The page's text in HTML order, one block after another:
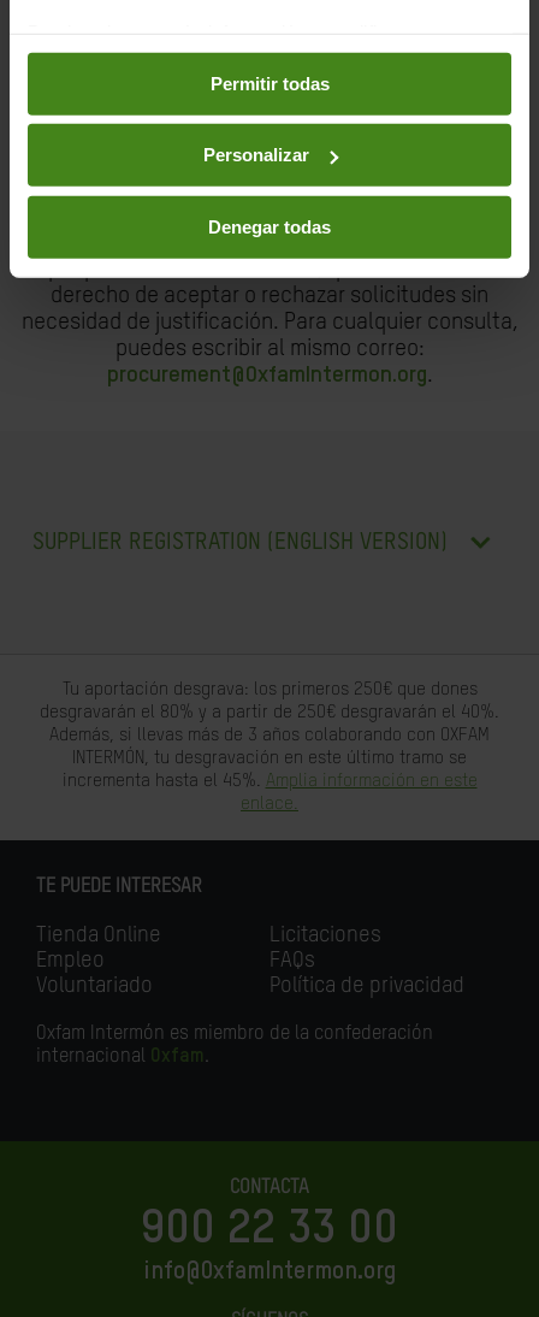
preferencias accediendo a nuestraPolítica de Cookieso
en los botones facilitados a continuación:
Permitir todas
Personalizar
Denegar todas
empresa y/o un catálogo de productos o servicios.
Una vez recibido, nuestro equipo de Compras y
Logística revisará la información y se pondrá en
resulte de interés.
El proceso de registro solo se considerará
completado tras recibir una confirmación expresa
derecho de aceptar o rechazar solicitudes sin
necesidad de justificación. Para cualquier consulta,
puedes escribir al mismo correo:
procurement@OxfamIntermon.org.
SUPPLIER REGISTRATION (ENGLISH VERSION)
Tu aportación desgrava: los primeros 250€ que dones
desgravarán el 80% y a partir de 250€ desgravarán el 40%.
Además, si llevas más de 3 años colaborando con OXFAM
INTERMÓN, tu desgravación en este último tramo se
incrementa hasta el 45%. Amplia información en este
enlace.
TE PUEDE INTERESAR
Tienda Online
Empleo
Voluntariado
Licitaciones
FAQs
Política de privacidad
Oxfam Intermón es miembro de la confederación
internacional Oxfam.
CONTACTA
900 22 33 00
info@OxfamIntermon.org